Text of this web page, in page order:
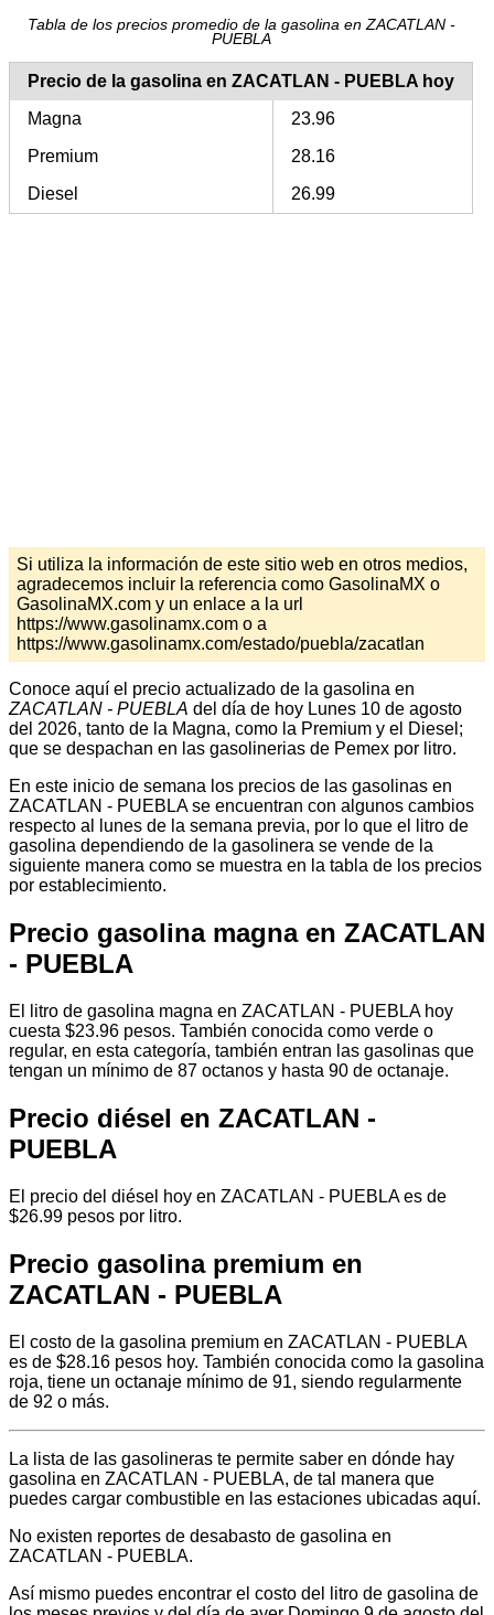
Tabla de los precios promedio de la gasolina en ZACATLAN -
PUEBLA
Precio de la gasolina en ZACATLAN - PUEBLA hoy
Magna
23.96
Premium
28.16
Diesel
26.99
Si utiliza la información de este sitio web en otros medios,
agradecemos incluir la referencia como GasolinaMX o
GasolinaMX.com y un enlace a la url
https://www.gasolinamx.com o a
https://www.gasolinamx.com/estado/puebla/zacatlan
Conoce aquí el precio actualizado de la gasolina en
ZACATLAN - PUEBLA del día de hoy Lunes 10 de agosto
del 2026, tanto de la Magna, como la Premium y el Diesel;
que se despachan en las gasolinerias de Pemex por litro.
En este inicio de semana los precios de las gasolinas en
ZACATLAN - PUEBLA se encuentran con algunos cambios
respecto al lunes de la semana previa, por lo que el litro de
gasolina dependiendo de la gasolinera se vende de la
siguiente manera como se muestra en la tabla de los precios
por establecimiento.
Precio gasolina magna en ZACATLAN
- PUEBLA
El litro de gasolina magna en ZACATLAN - PUEBLA hoy
cuesta $23.96 pesos. También conocida como verde o
regular, en esta categoría, también entran las gasolinas que
tengan un mínimo de 87 octanos y hasta 90 de octanaje.
Precio diésel en ZACATLAN -
PUEBLA
El precio del diésel hoy en ZACATLAN - PUEBLA es de
$26.99 pesos por litro.
Precio gasolina premium en
ZACATLAN - PUEBLA
El costo de la gasolina premium en ZACATLAN - PUEBLA
es de $28.16 pesos hoy. También conocida como la gasolina
roja, tiene un octanaje mínimo de 91, siendo regularmente
de 92 o más.
La lista de las gasolineras te permite saber en dónde hay
gasolina en ZACATLAN - PUEBLA, de tal manera que
puedes cargar combustible en las estaciones ubicadas aquí.
No existen reportes de desabasto de gasolina en
ZACATLAN - PUEBLA.
Así mismo puedes encontrar el costo del litro de gasolina de